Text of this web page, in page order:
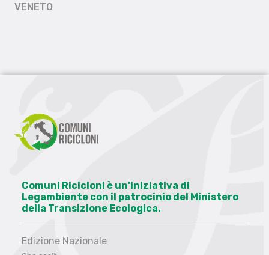
VENETO
Comuni Ricicloni è un’iniziativa di
Legambiente con il patrocinio del Ministero
della Transizione Ecologica.
Edizione Nazionale